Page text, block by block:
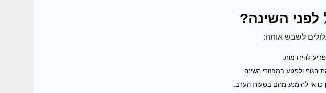
השינה?
לשבש אותה:
להירדמות.
הגוף ולפגוע במחזורי השינה.
כדאי להימנע מהם בשעות הערב.